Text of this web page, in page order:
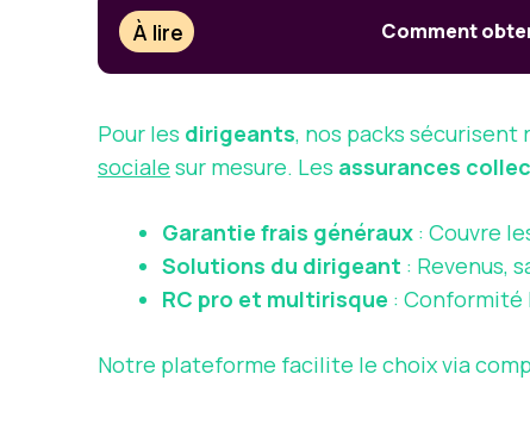
À lire Comment
Pour les dirigeants, nos packs sécurisent
sociale sur mesure. Les assurances
Garantie frais généraux : Couvre
Solutions du dirigeant : Revenus,
RC pro et multirisque : Conformité
Notre plateforme facilite le choix via